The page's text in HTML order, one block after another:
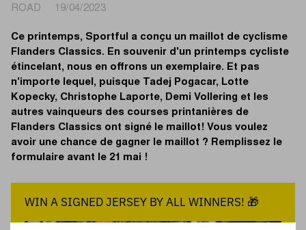
ROAD 19/04/2023
Ce printemps, Sportful a conçu un maillot de cyclisme
Flanders Classics. En souvenir d'un printemps cycliste
étincelant, nous en offrons un exemplaire. Et pas
n'importe lequel, puisque Tadej Pogacar, Lotte
Kopecky, Christophe Laporte, Demi Vollering et les
autres vainqueurs des courses printanières de
Flanders Classics ont signé le maillot! Vous voulez
avoir une chance de gagner le maillot ? Remplissez le
formulaire avant le 21 mai !
WIN A SIGNED JERSEY BY ALL WINNERS! 🎁